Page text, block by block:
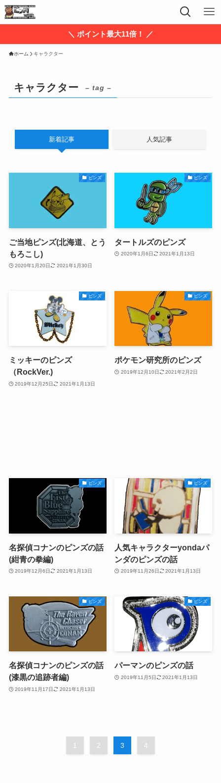
＼ ポイント最大11倍！ ／
ホーム キャラクター
キャラクター – tag –
新着記事 人気記事
ピンズ
ご当地ピンズ(北海道、とう
もろこし)
2020年1月20日 2021年1月30日
ピンズ
タートルズのピンズ
2020年1月6日 2021年1月13日
ピンズ
ミッキーのピンズ
（RockVer.)
2019年12月25日 2021年1月13日
ピンズ
ポケモン研究所のピンズ
2019年12月10日 2021年2月2日
ピンズ
名探偵コナンのピンズの話
(紺青の拳編)
2019年12月6日 2021年1月13日
ピンズ
人気キャラクターyondaパ
ンダのピンズの話
2019年11月26日 2021年1月13日
ピンズ
名探偵コナンのピンズの話
(漆黒の追跡者編)
2019年11月17日 2021年1月13日
ピンズ
パーマンのピンズの話
2019年11月5日 2021年1月13日
1 2 3 4